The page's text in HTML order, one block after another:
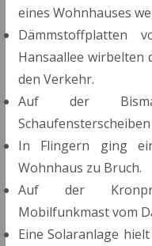
eines Wohnhauses
Hansaallee wirbelten
den Verkehr.
Auf der
In Flingern ging
Wohnhaus zu Bruch.
Auf der
Mobilfunkmast vom
Eine Solaranlage